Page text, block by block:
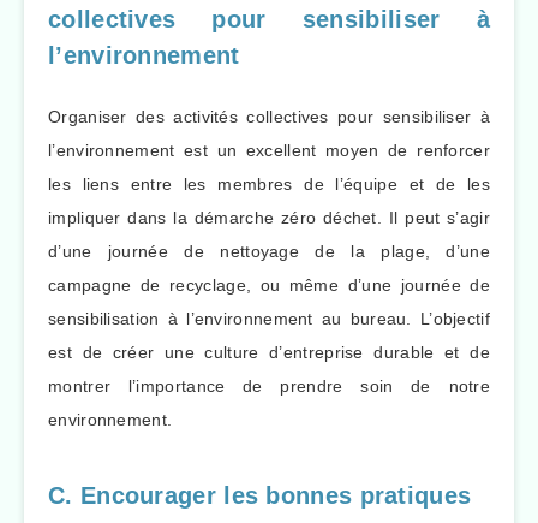
collectives pour sensibiliser à
l’environnement
Organiser des activités collectives pour sensibiliser à
l’environnement est un excellent moyen de renforcer
les liens entre les membres de l’équipe et de les
impliquer dans la démarche zéro déchet. Il peut s’agir
d’une journée de nettoyage de la plage, d’une
campagne de recyclage, ou même d’une journée de
sensibilisation à l’environnement au bureau. L’objectif
est de créer une culture d’entreprise durable et de
montrer l’importance de prendre soin de notre
environnement.
C. Encourager les bonnes pratiques